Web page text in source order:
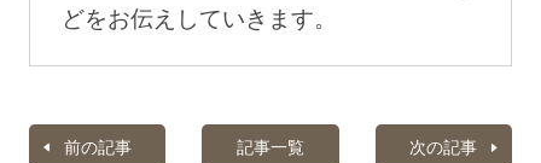
どをお伝えしていきます。
前の記事 記事一覧 次の記事